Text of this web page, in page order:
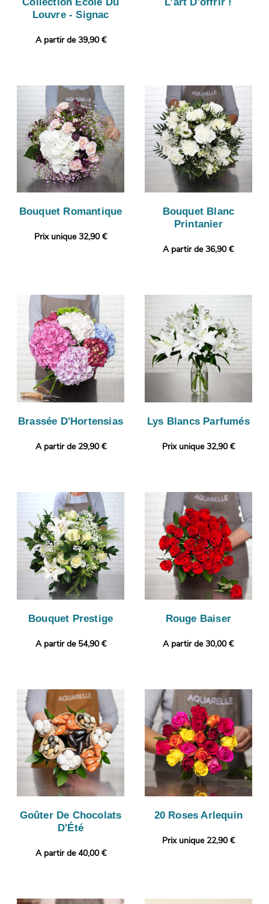
Louvre - Signac
A partir de 39,90 €
Bouquet Romantique
Prix unique 32,90 €
Bouquet Blanc
Printanier
A partir de 36,90 €
Brassée D'Hortensias
A partir de 29,90 €
Lys Blancs Parfumés
Prix unique 32,90 €
Bouquet Prestige
A partir de 54,90 €
Rouge Baiser
A partir de 30,00 €
Goûter De Chocolats
D'Été
A partir de 40,00 €
20 Roses Arlequin
Prix unique 22,90 €